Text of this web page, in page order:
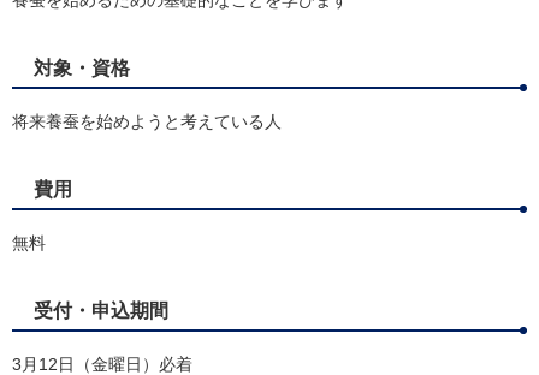
対象・資格
将来養蚕を始めようと考えている人
費用
無料
受付・申込期間
3月12日（金曜日）必着